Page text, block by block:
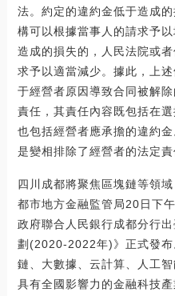
法。約定的違約金低于造成
構可以根據當事人的請求予
造成的損失的，人民法院或
求予以適當減少。據此，上
于經營者原因導致合同被解
責任，其責任內容既包括在
也包括經營者應承擔的違約
是變相排除了經營者的法定責
四川成都將聚焦區塊鏈等領
都市地方金融監管局20日下
政府聯合人民銀行成都分行
劃(2020-2022年)》正式發布
鏈、大數據、云計算、人工
具有全國影響力的金融科技